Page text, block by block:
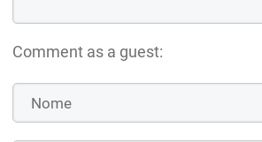
Comment as a guest: